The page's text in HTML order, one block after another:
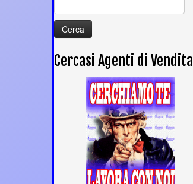
per:
Cercasi Agenti di Vendita